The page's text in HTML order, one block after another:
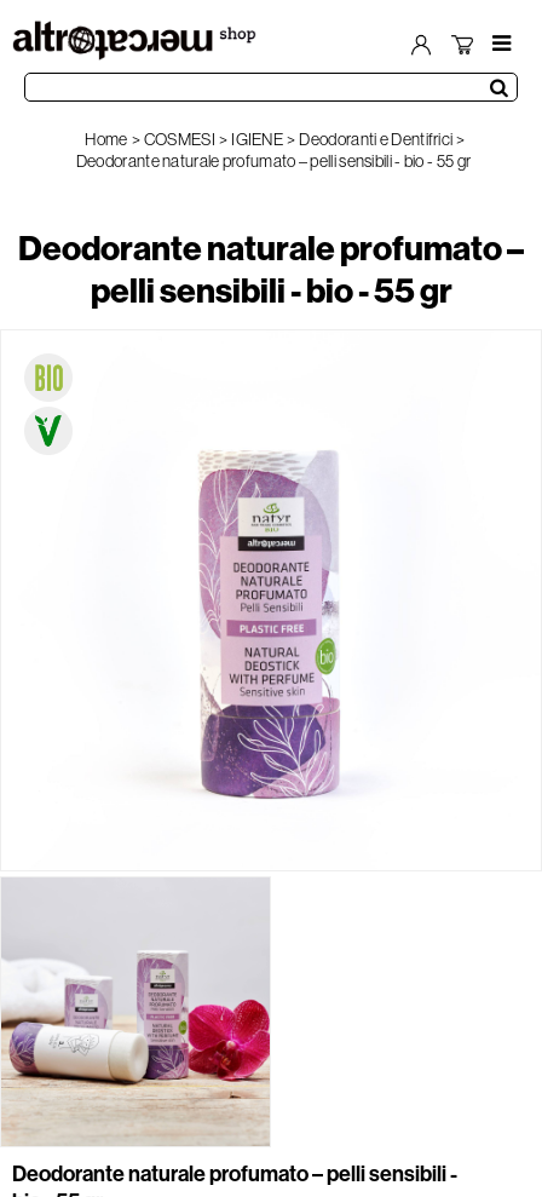
Home COSMESI IGIENE
Deodoranti e Dentifrici
Deodorante naturale profumato – pelli sensibili - bio - 55 gr
Deodorante naturale profumato –
pelli sensibili - bio - 55 gr
Deodorante naturale profumato – pelli sensibili -